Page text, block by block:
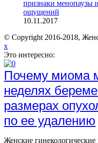
признаки менопаузы
ощущений
10.11.2017
© Copyright 2016-2018,
x
Это интересно:
Почему миома
неделях
размерах
по ее удалению
Женские гинекологические